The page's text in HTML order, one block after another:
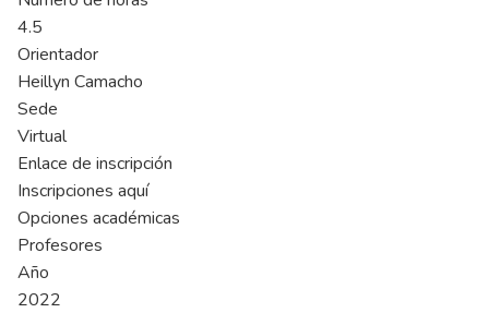
4.5
Orientador
Heillyn Camacho
Sede
Virtual
Enlace de inscripción
Inscripciones aquí
Opciones académicas
Profesores
Año
2022